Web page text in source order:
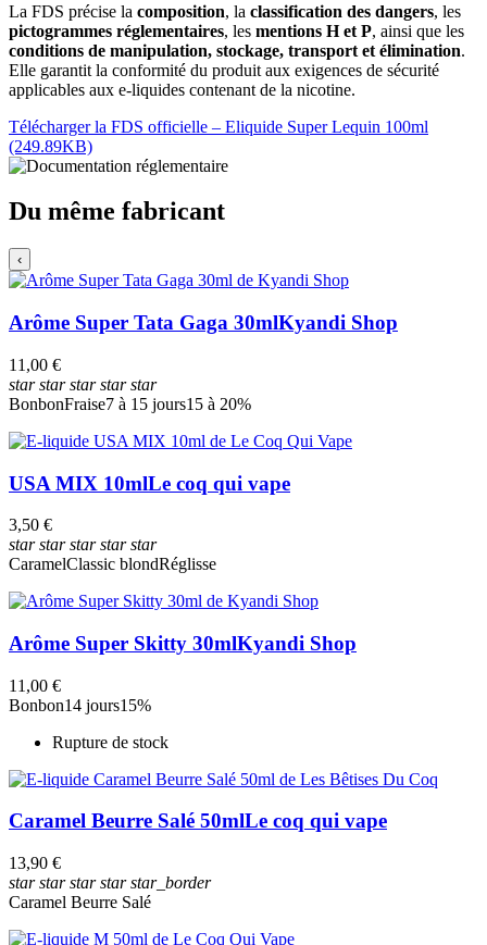
La FDS précise la composition, la classification des dangers, les
pictogrammes réglementaires, les mentions H et P, ainsi que les
conditions de manipulation, stockage, transport et élimination.
Elle garantit la conformité du produit aux exigences de sécurité
applicables aux e-liquides contenant de la nicotine.
Télécharger la FDS officielle – Eliquide Super Lequin 100ml
(249.89KB)
Du même fabricant
‹
Arôme Super Tata Gaga 30mlKyandi Shop
11,00 €
starstarstarstarstar
BonbonFraise7 à 15 jours15 à 20%
USA MIX 10mlLe coq qui vape
3,50 €
starstarstarstarstar
CaramelClassic blondRéglisse
Arôme Super Skitty 30mlKyandi Shop
11,00 €
Bonbon14 jours15%
Rupture de stock
Caramel Beurre Salé 50mlLe coq qui vape
13,90 €
starstarstarstarstar_border
Caramel Beurre Salé